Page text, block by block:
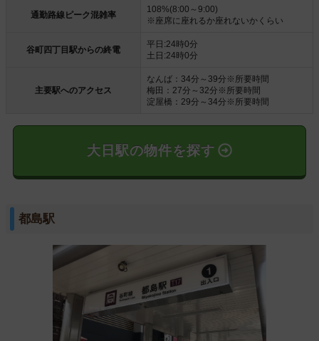
通勤路線ピーク混雑率
108%(8:00～9:00)
※座席に座れるか座れないかくらい
谷町四丁目駅からの終電
平日:24時0分
土日:24時0分
主要駅へのアクセス
なんば：34分～39分※所要時間
梅田：27分～32分※所要時間
淀屋橋：29分～34分※所要時間
大日駅の物件を探す
都島駅